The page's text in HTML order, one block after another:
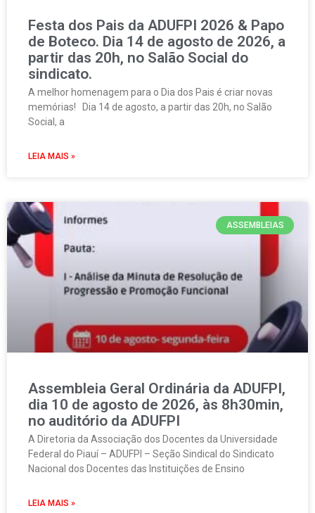
Festa dos Pais da ADUFPI 2026 & Papo
de Boteco. Dia 14 de agosto de 2026, a
partir das 20h, no Salão Social do
sindicato.
A melhor homenagem para o Dia dos Pais é criar novas
memórias! Dia 14 de agosto, a partir das 20h, no Salão
Social, a
LEIA MAIS »
ASSEMBLEIAS
Assembleia Geral Ordinária da ADUFPI,
dia 10 de agosto de 2026, às 8h30min,
no auditório da ADUFPI
A Diretoria da Associação dos Docentes da Universidade
Federal do Piauí – ADUFPI – Seção Sindical do Sindicato
Nacional dos Docentes das Instituições de Ensino
LEIA MAIS »